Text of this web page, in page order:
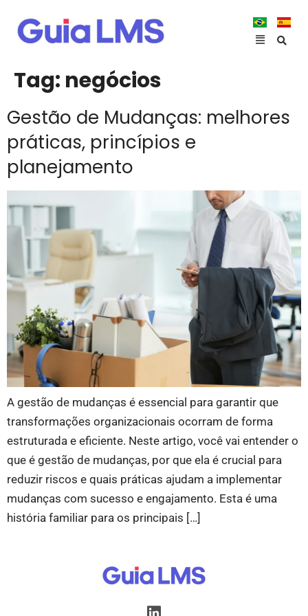
Tag: negócios
Gestão de Mudanças: melhores
práticas, princípios e
planejamento
A gestão de mudanças é essencial para garantir que
transformações organizacionais ocorram de forma
estruturada e eficiente. Neste artigo, você vai entender o
que é gestão de mudanças, por que ela é crucial para
reduzir riscos e quais práticas ajudam a implementar
mudanças com sucesso e engajamento. Esta é uma
história familiar para os principais […]